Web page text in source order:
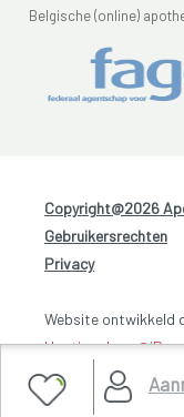
Belgische (online)
Copyright@2026
Gebruikersrechten
Privacy
Website ontwikkeld
Hosting door